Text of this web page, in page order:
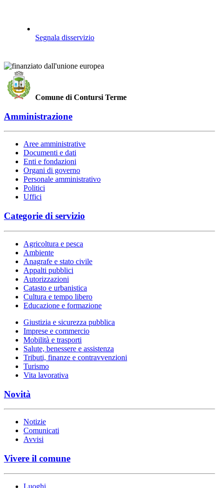
Segnala disservizio
Comune di Contursi Terme
Amministrazione
Aree amministrative
Documenti e dati
Enti e fondazioni
Organi di governo
Personale amministrativo
Politici
Uffici
Categorie di servizio
Agricoltura e pesca
Ambiente
Anagrafe e stato civile
Appalti pubblici
Autorizzazioni
Catasto e urbanistica
Cultura e tempo libero
Educazione e formazione
Giustizia e sicurezza pubblica
Imprese e commercio
Mobilità e trasporti
Salute, benessere e assistenza
Tributi, finanze e contravvenzioni
Turismo
Vita lavorativa
Novità
Notizie
Comunicati
Avvisi
Vivere il comune
Luoghi